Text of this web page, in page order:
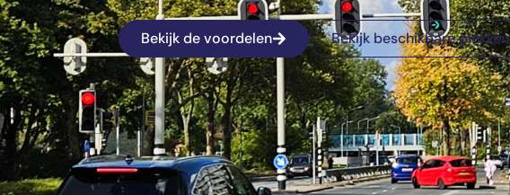
Bekijk de voordelen Bekijk beschikbare plekken